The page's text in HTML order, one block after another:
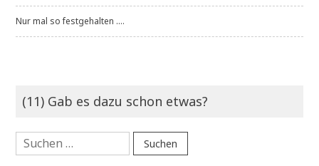
Nur mal so festgehalten ....
(11) Gab es dazu schon etwas?
Suchen
nach: